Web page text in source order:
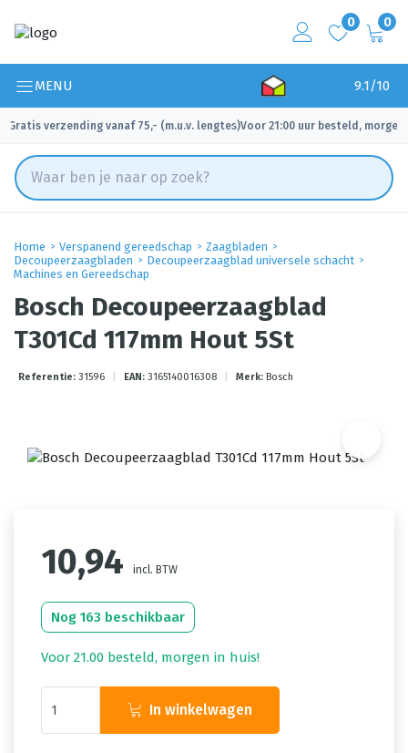
0 0
MENU 9.1/10
Gratis verzending vanaf 75,- (m.u.v. lengtes)
✓ Voor 21:00 uur besteld, morgen
Home Verspanend gereedschap
Zaagbladen
Decoupeerzaagbladen
Decoupeerzaagblad universele schacht
Machines en Gereedschap
Bosch Decoupeerzaagblad
T301Cd 117mm Hout 5St
Referentie: 31596 EAN: 3165140016308 Merk: Bosch
10,94 incl. BTW
Nog 163 beschikbaar
Voor 21.00 besteld, morgen in huis!
In winkelwagen